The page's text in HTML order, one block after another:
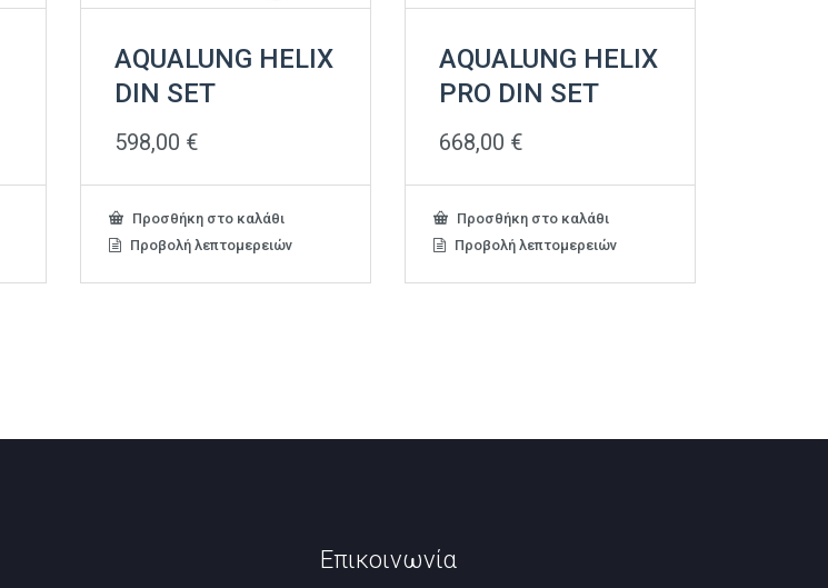
AQUALUNG HELIX
DIN SET
598,00 €
Προσθήκη στο καλάθι
Προβολή λεπτομερειών
AQUALUNG HELIX
PRO DIN SET
668,00 €
Προσθήκη στο καλάθι
Προβολή λεπτομερειών
Επικοινωνία